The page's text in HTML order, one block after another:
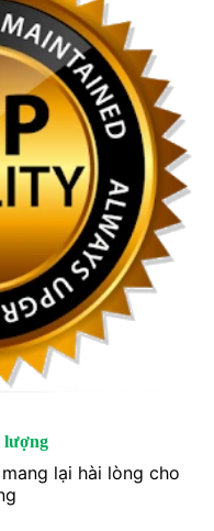
lượng
lại hài lòng cho